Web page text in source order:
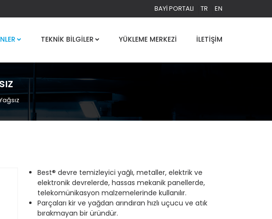
BAYI PORTALI TR EN
TEKNIK BILGILER YÜKLEME MERKEZI İLETIŞIM
Best® devre temizleyici yağlı, metaller, elektrik ve
elektronik devrelerde, hassas mekanik panellerde,
telekomünikasyon malzemelerinde kullanılır.
Parçaları kir ve yağdan arındıran hızlı uçucu ve atık
bırakmayan bir üründür.